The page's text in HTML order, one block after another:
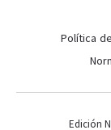
Política
Edición